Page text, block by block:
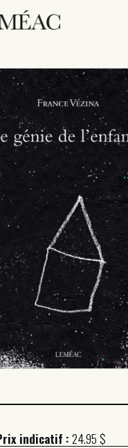
/ RIGHTS
indicatif :24.95 $